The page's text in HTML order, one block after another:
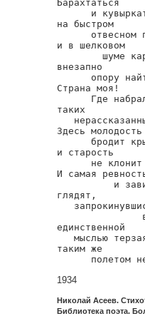
Барахтаться
и
на быстром
отвесном
и в шелковом
шуме
внезапно
опору
Страна моя!
Где
таких
Здесь молодость
бродит
и старость
не клонит
И самая
и
глядят,
единственной
мыслью
таким же
полетом
1934
Николай Асеев.
Библиотека поэта.